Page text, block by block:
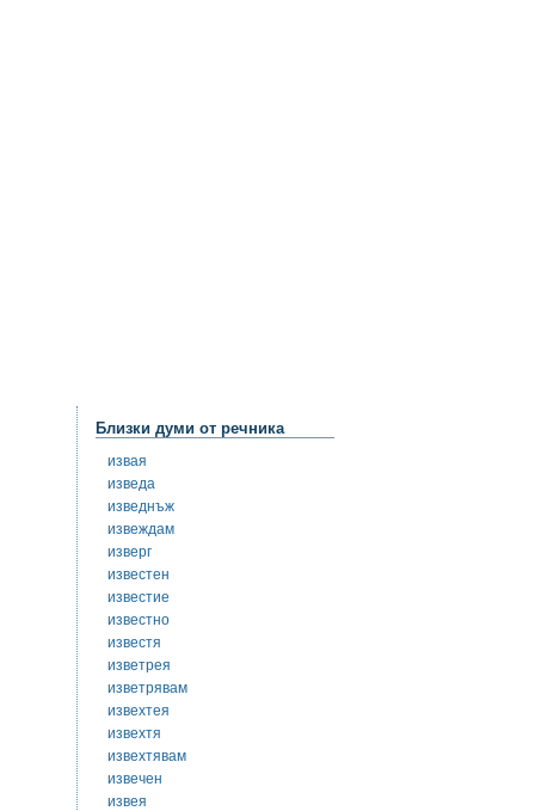
Близки думи от речника
извая
изведа
изведнъж
извеждам
изверг
известен
известие
известно
известя
изветрея
изветрявам
извехтея
извехтя
извехтявам
извечен
извея